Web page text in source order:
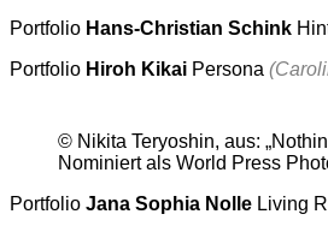
Portfolio Hans-Christian Schink
Portfolio Hiroh Kikai Persona
© Nikita Teryoshin, aus:
Nominiert als World Press
Portfolio Jana Sophia Nolle Living